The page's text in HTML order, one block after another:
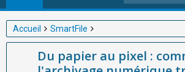
Accueil
SmartFile
Du papier au pixel : comment l'archivage
notre rapport à la mémoire collective,
Du papier au pixel :